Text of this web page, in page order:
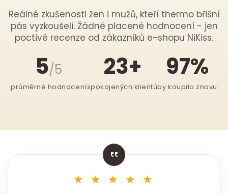
Reálné zkušenosti žen i mužů, kteří thermo břišní
pás vyzkoušeli. Žádné placené hodnocení - jen
poctivé recenze od zákazníků e-shopu NiKiss.
5/5
průměrné hodnocení
23+
spokojených klientů
97%
by koupilo znovu
★ ★ ★ ★ ★